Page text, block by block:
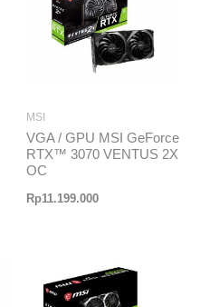
MSI
VGA / GPU MSI GeForce
RTX™ 3070 VENTUS 2X
OC
Rp11.199.000